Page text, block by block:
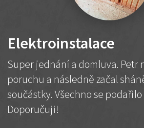
Elektroinstalace
Super jednání a domluva. Petr
poruchu a následně začal
součástky. Všechno se
Doporučuji!